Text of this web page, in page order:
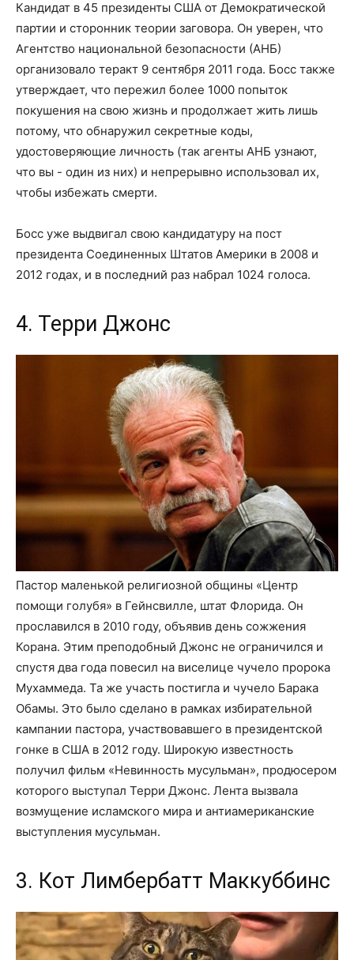
Кандидат в 45 президенты США от Демократической
партии и сторонник теории заговора. Он уверен, что
Агентство национальной безопасности (АНБ)
организовало теракт 9 сентября 2011 года. Босс также
утверждает, что пережил более 1000 попыток
покушения на свою жизнь и продолжает жить лишь
потому, что обнаружил секретные коды,
удостоверяющие личность (так агенты АНБ узнают,
что вы - один из них) и непрерывно использовал их,
чтобы избежать смерти.
Босс уже выдвигал свою кандидатуру на пост
президента Соединенных Штатов Америки в 2008 и
2012 годах, и в последний раз набрал 1024 голоса.
4. Терри Джонс
Пастор маленькой религиозной общины «Центр
помощи голубя» в Гейнсвилле, штат Флорида. Он
прославился в 2010 году, объявив день сожжения
Корана. Этим преподобный Джонс не ограничился и
спустя два года повесил на виселице чучело пророка
Мухаммеда. Та же участь постигла и чучело Барака
Обамы. Это было сделано в рамках избирательной
кампании пастора, участвовавшего в президентской
гонке в США в 2012 году. Широкую известность
получил фильм «Невинность мусульман», продюсером
которого выступал Терри Джонс. Лента вызвала
возмущение исламского мира и антиамериканские
выступления мусульман.
3. Кот Лимбербатт Маккуббинс